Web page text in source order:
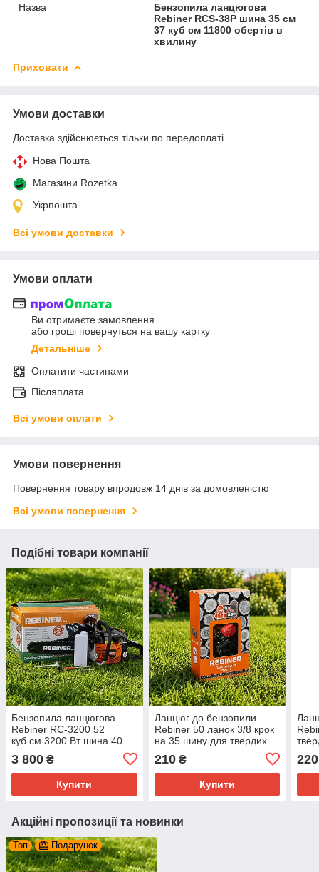
Назва
Бензопила ланцюгова
Rebiner RCS-38P шина 35 см
37 куб см 11800 обертів в
хвилину
Приховати
Умови доставки
Доставка здійснюється тільки по передоплаті.
Нова Пошта
Магазини Rozetka
Укрпошта
Всі умови доставки
Умови оплати
Ви отримаєте замовлення
або гроші повернуться на вашу картку
Детальніше
Оплатити частинами
Післяплата
Всі умови оплати
Умови повернення
Повернення товару впродовж 14 днів за домовленістю
Всі умови повернення
Подібні товари компанії
Бензопила ланцюгова
Rebiner RC-3200 52
куб.см 3200 Вт шина 40
3 800 ₴
Купити
Ланцюг до бензопили
Rebiner 50 ланок 3/8 крок
на 35 шину для твердих
210₴
Купити
220
Акційні пропозиції та новинки
Топ Подарунок